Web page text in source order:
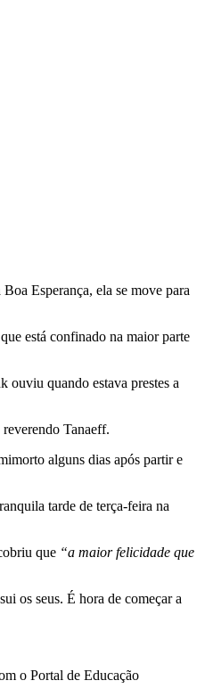
Esperança, ela se move para
está confinado na maior parte
ouviu quando estava prestes a
Tanaeff.
alguns dias após partir e
tarde de terça-feira na
que “a maior felicidade que
os seus. É hora de começar a
o Portal de Educação